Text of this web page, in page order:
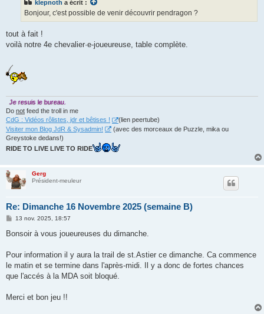
klepnoth a écrit :
Bonjour, c'est possible de venir découvrir pendragon ?
tout à fait !
voilà notre 4e chevalier·e-joueureuse, table complète.
Je resuis le bureau.
Do not feed the troll in me
CdG : Vidéos rôlistes, jdr et bêtises !
(lien peertube)
Visiter mon Blog JdR & Sysadmin!
(avec des morceaux de Puzzle, mika ou
Greystoke dedans!)
RIDE TO LIVE LIVE TO RIDE
Gerg
Président-meuleur
Re: Dimanche 16 Novembre 2025 (semaine B)
M
s
g
13 nov. 2025, 18:57
Bonsoir à vous joueureuses du dimanche.
Pour information il y aura la trail de st.Astier ce dimanche. Ca commence
le matin et se termine dans l'après-midi. Il y a donc de fortes chances
que l'accés à la MDA soit bloqué.
Merci et bon jeu !!